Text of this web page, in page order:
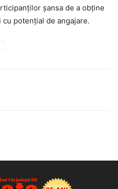
șansa de a obține
potențial de angajare.